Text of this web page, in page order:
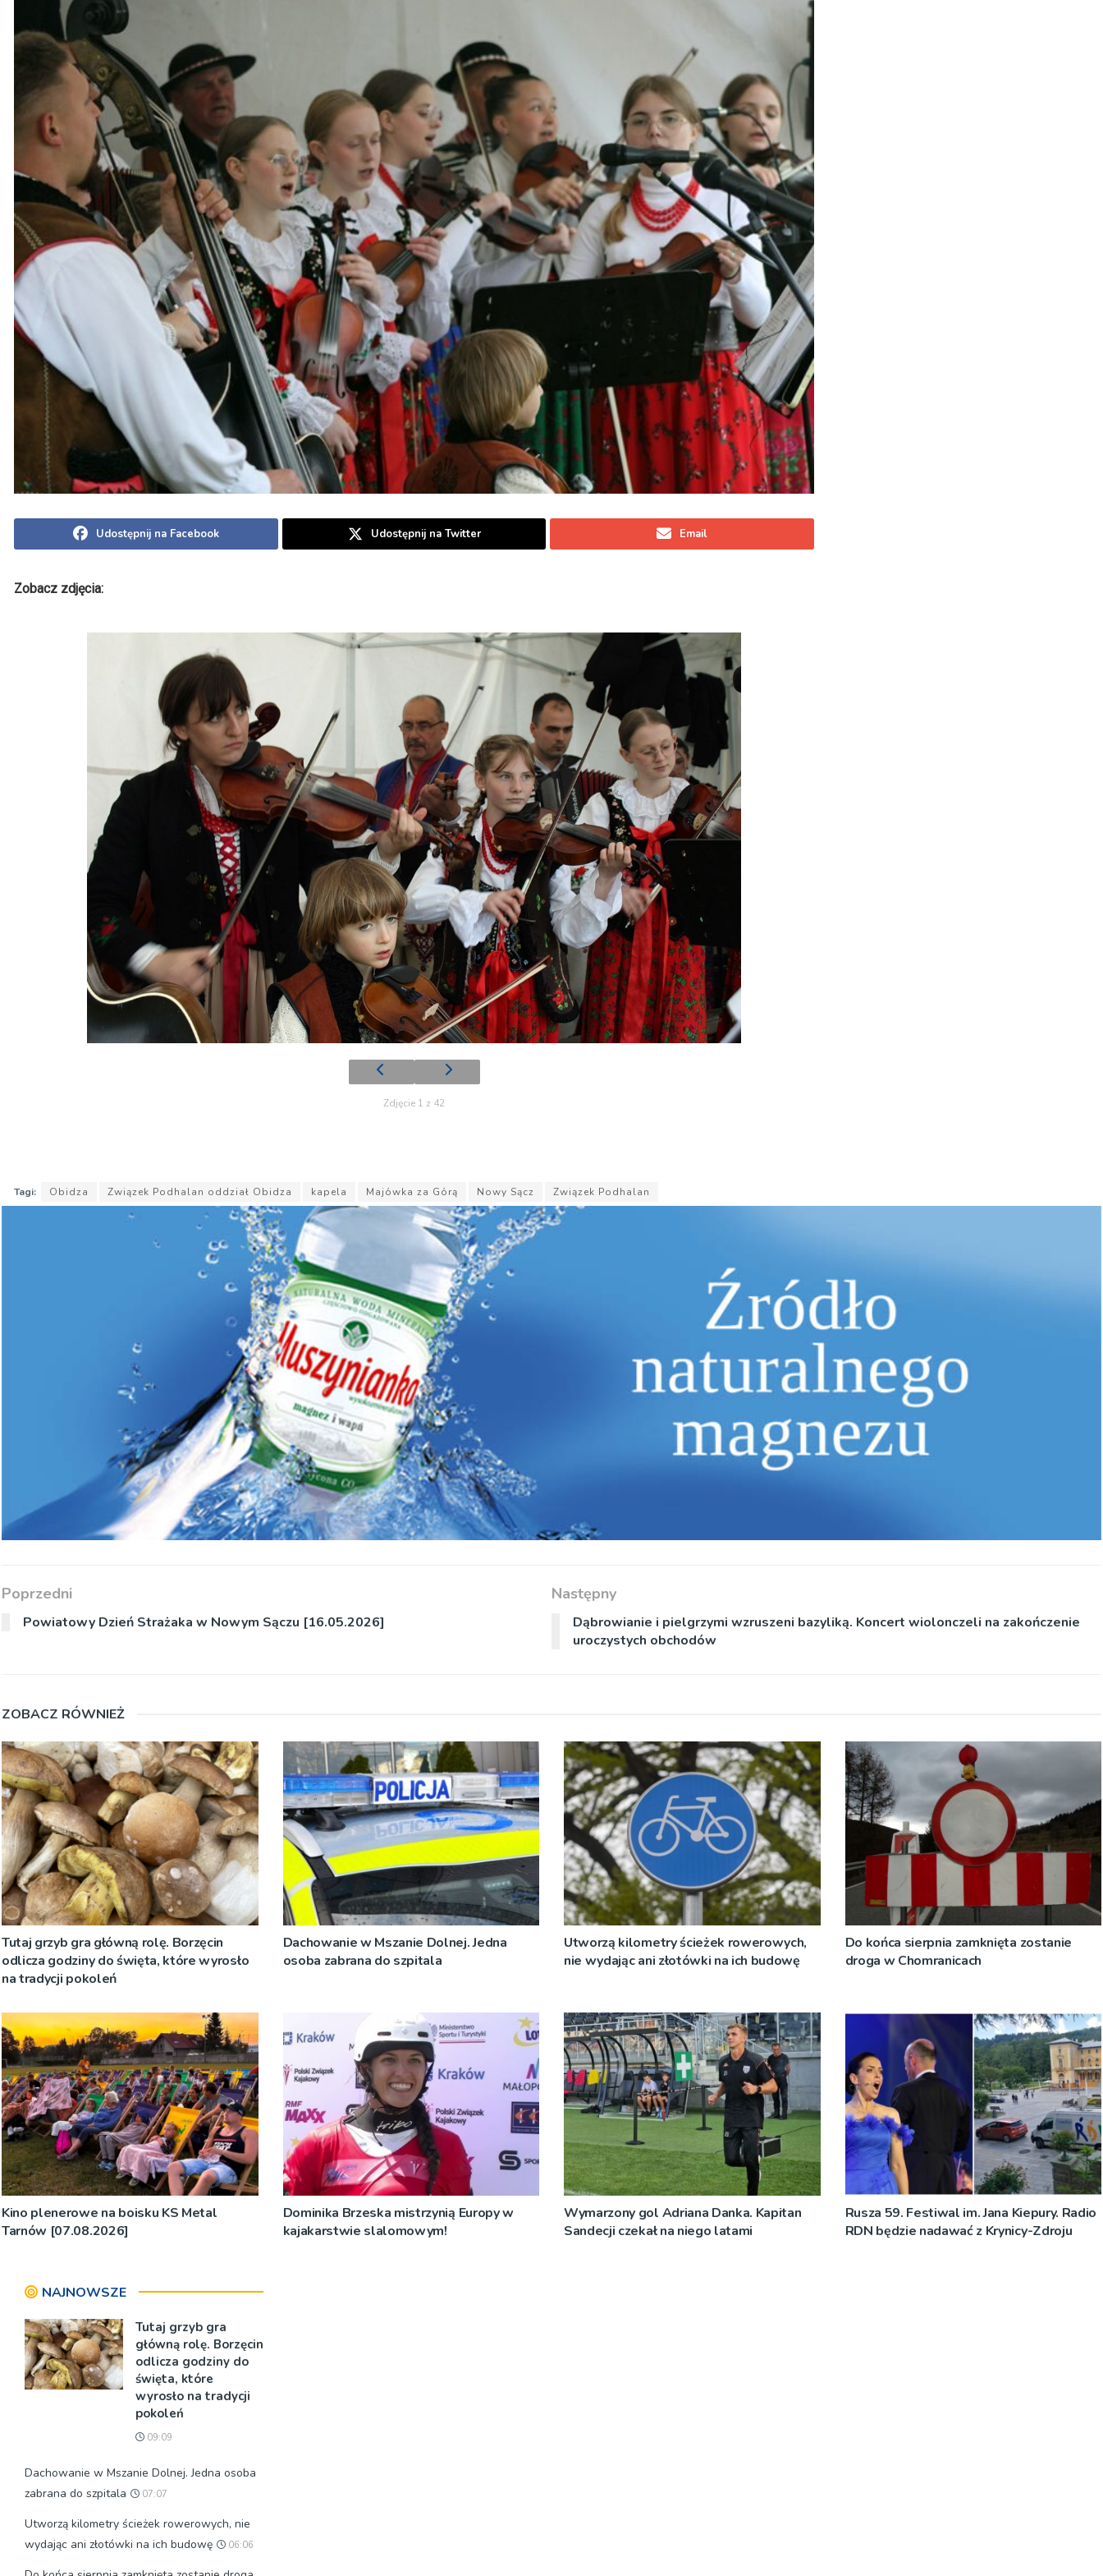
Udostępnij na Facebook Udostępnij na Twitter Email
Zobacz zdjęcia:
Zdjęcie 1 z 42
Tagi: Obidza Związek Podhalan oddział Obidza kapela Majówka za Górą Nowy Sącz Związek Podhalan
Poprzedni
Powiatowy Dzień Strażaka w Nowym Sączu [16.05.2026]
Następny
Dąbrowianie i pielgrzymi wzruszeni bazyliką. Koncert wiolonczeli na zakończenie
uroczystych obchodów
ZOBACZ RÓWNIEŻ
Tutaj grzyb gra główną rolę. Borzęcin
odlicza godziny do święta, które wyrosło
na tradycji pokoleń
Dachowanie w Mszanie Dolnej. Jedna
osoba zabrana do szpitala
Utworzą kilometry ścieżek rowerowych,
nie wydając ani złotówki na ich budowę
Do końca sierpnia zamknięta zostanie
droga w Chomranicach
Kino plenerowe na boisku KS Metal
Tarnów [07.08.2026]
Dominika Brzeska mistrzynią Europy w
kajakarstwie slalomowym!
Wymarzony gol Adriana Danka. Kapitan
Sandecji czekał na niego latami
Rusza 59. Festiwal im. Jana Kiepury. Radio
RDN będzie nadawać z Krynicy-Zdroju
NAJNOWSZE
Tutaj grzyb gra
główną rolę. Borzęcin
odlicza godziny do
święta, które
wyrosło na tradycji
pokoleń
09:09
Dachowanie w Mszanie Dolnej. Jedna osoba
zabrana do szpitala
07:07
Utworzą kilometry ścieżek rowerowych, nie
wydając ani złotówki na ich budowę
06:06